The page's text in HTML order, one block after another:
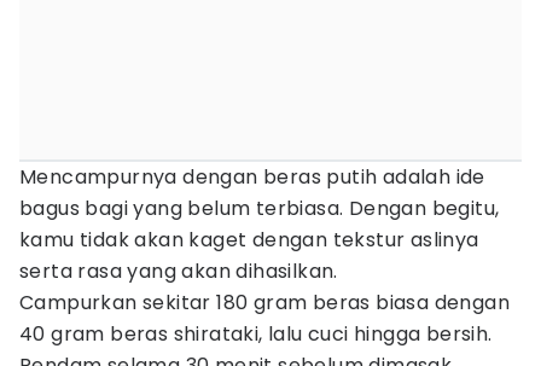
Mencampurnya dengan beras putih adalah ide
bagus bagi yang belum terbiasa. Dengan begitu,
kamu tidak akan kaget dengan tekstur aslinya
serta rasa yang akan dihasilkan.
Campurkan sekitar 180 gram beras biasa dengan
40 gram beras shirataki, lalu cuci hingga bersih.